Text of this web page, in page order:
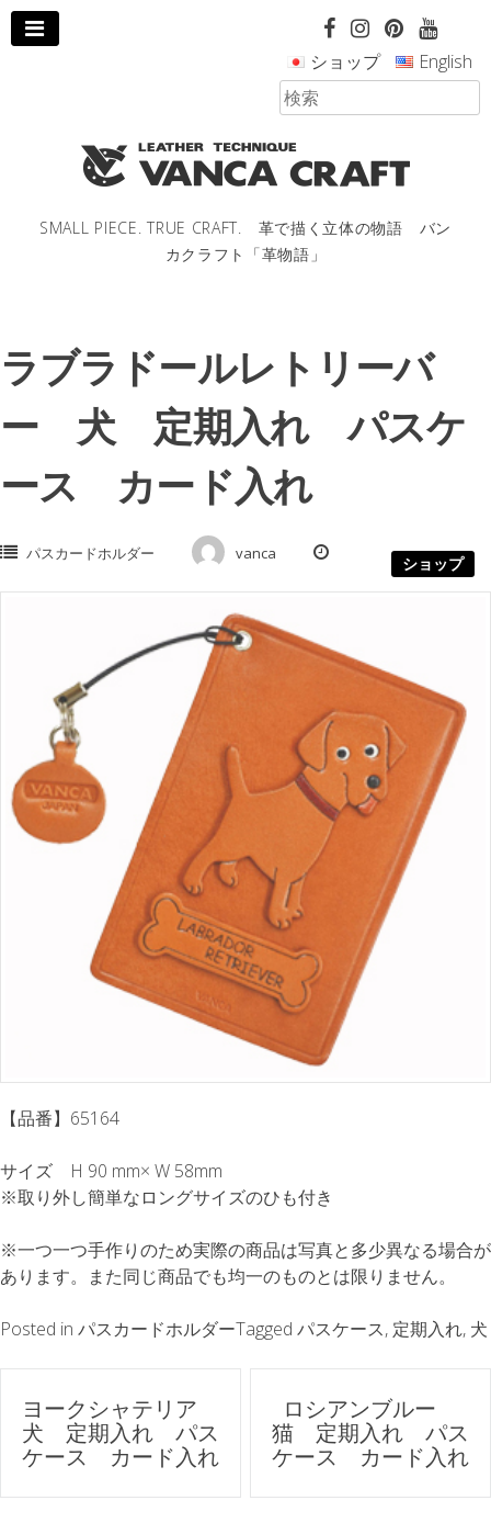
コ
ン
SMALL PIECE. TRUE CRAFT. 革で描く立体の物語 バン
カクラフト「革物語」
ショップ English
ラブラドールレトリーバ
ー 犬 定期入れ パスケ
ース カード入れ
ショップ
パスカードホルダー vanca
【品番】65164
サイズ H 90 mm× W 58mm
※取り外し簡単なロングサイズのひも付き
※一つ一つ手作りのため実際の商品は写真と多少異なる場合が
あります。また同じ商品でも均一のものとは限りません。
Posted in パスカードホルダーTagged パスケース, 定期入れ, 犬
ポ
ス
ト
ヨークシャテリア
犬 定期入れ パス
ケース カード入れ
ロシアンブルー
猫 定期入れ パス
ケース カード入れ